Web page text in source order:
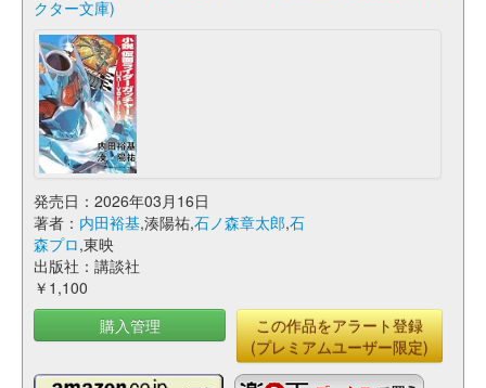
クター文庫)
発売日：2026年03月16日
著者： 内田裕基,湊陽祐,石ノ森章太郎,石
森プロ,東映
出版社：講談社
￥1,100
購入管理
この作品をアラート登録
(プレミアムユーザー限定)